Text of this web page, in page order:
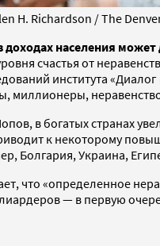
H. Richardson / The
доходах населения
счастья от
института
миллионеры, неравенство
в богатых странах
к некоторому
Болгария, Украина,
что «определенное
— в первую